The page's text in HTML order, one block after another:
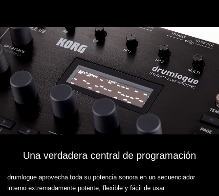
Una verdadera central de programación
drumlogue aprovecha toda su potencia sonora en un secuenciador
interno extremadamente potente, flexible y fácil de usar.